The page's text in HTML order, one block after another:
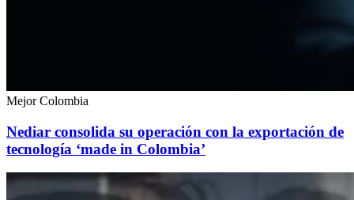
Mejor Colombia
Nediar consolida su operación con la exportación de
tecnología ‘made in Colombia’